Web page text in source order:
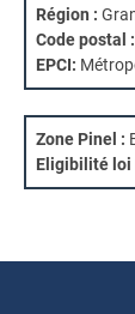
Région :
Code postal :
EPCI:
Zone Pinel :
Eligibilité loi